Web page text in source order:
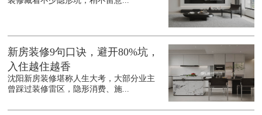
新房装修9句口诀，避开80%坑，
入住越住越香
沈阳新房装修堪称人生大考，大部分业主
曾踩过装修雷区，隐形消费、施...